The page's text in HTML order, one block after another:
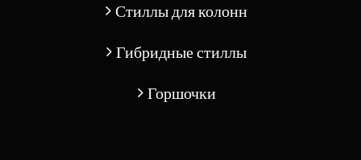
Стиллы для колонн
Гибридные стиллы
Горшочки